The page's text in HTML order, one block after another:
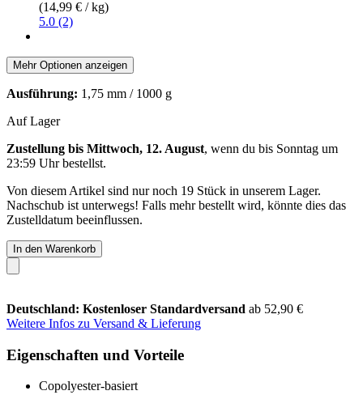
(14,99 € / kg)
5.0 (2)
Mehr Optionen anzeigen
Ausführung: 1,75 mm / 1000 g
Auf Lager
Zustellung bis Mittwoch, 12. August, wenn du bis Sonntag um
23:59 Uhrbestellst.
Von diesem Artikel sind nur noch 19 Stück in unserem Lager.
Nachschub ist unterwegs! Falls mehr bestellt wird, könnte dies das
Zustelldatum beeinflussen.
In den Warenkorb
Deutschland: Kostenloser Standardversand ab 52,90 €
Weitere Infos zu Versand & Lieferung
Eigenschaften und Vorteile
Copolyester-basiert